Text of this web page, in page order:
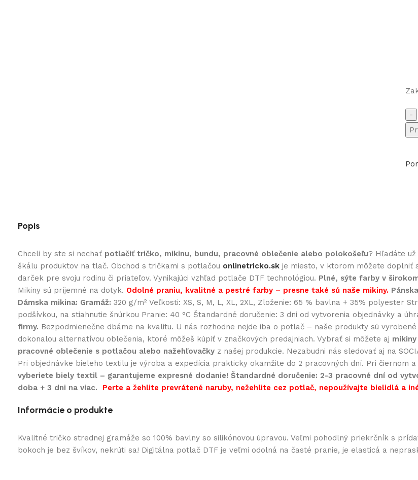
Popis
Chceli by ste si nechať potlačiť tričko, mikinu, bundu, pracovné oblečenie alebo polokošeľu? Hľadáte
škálu produktov na tlač. Obchod s tričkami s potlačou onlinetricko.sk je miesto, v ktorom môžete doplniť
darček pre svoju rodinu či priateľov. Vynikajúci vzhľad potlače DTF technológiou. Plné, sýte farby v
Mikiny sú príjemné na dotyk. Odolné praniu, kvalitné a pestré farby – presne také sú naše mikiny.
Dámska mikina: Gramáž: 320 g/m² Veľkosti: XS, S, M, L, XL, 2XL, Zloženie: 65 % bavlna + 35% polyester
podšívkou, na stiahnutie šnúrkou Pranie: 40 °C Štandardné doručenie: 3 dni od vytvorenia objednávky a
firmy. Bezpodmienečne dbáme na kvalitu. U nás rozhodne nejde iba o potlač – naše produkty sú
dokonalou alternatívou oblečenia, ktoré môžeš kúpiť v značkových predajniach. Vybrať si môžete aj
pracovné oblečenie s potlačou alebo nažehľovačky z našej produkcie. Nezabudni nás sledovať aj na
Pri objednávke bieleho textilu je výroba a expedícia prakticky okamžite do 2 pracovných dní. Pri čiernom
vyberiete biely textil – garantujeme expresné dodanie! Štandardné doručenie: 2-3 pracovné dní od
doba + 3 dni na viac.
Perte a žehlite prevrátené naruby, nežehlite cez potlač, nepoužívajte bielidlá a
Informácie o produkte
Kvalitné tričko strednej gramáže so 100% bavlny so silikónovou úpravou. Veľmi pohodlný priekrčník s
bokoch je bez švíkov, nekrúti sa! Digitálna potlač DTF je veľmi odolná na časté pranie, je elasticá a